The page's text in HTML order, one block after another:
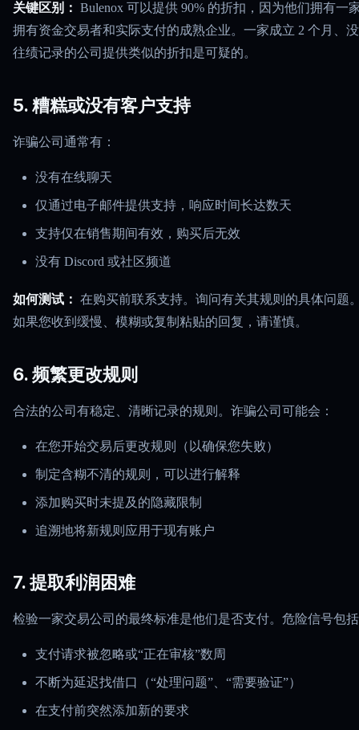
关键区别： Bulenox 可以提供 90% 的折扣，因为他们拥有一
拥有资金交易者和实际支付的成熟企业。一家成立 2 个月、
往绩记录的公司提供类似的折扣是可疑的。
5. 糟糕或没有客户支持
诈骗公司通常有：
没有在线聊天
仅通过电子邮件提供支持，响应时间长达数天
支持仅在销售期间有效，购买后无效
没有 Discord 或社区频道
如何测试： 在购买前联系支持。询问有关其规则的具体问题
如果您收到缓慢、模糊或复制粘贴的回复，请谨慎。
6. 频繁更改规则
合法的公司有稳定、清晰记录的规则。诈骗公司可能会：
在您开始交易后更改规则（以确保您失败）
制定含糊不清的规则，可以进行解释
添加购买时未提及的隐藏限制
追溯地将新规则应用于现有账户
7. 提取利润困难
检验一家交易公司的最终标准是他们是否支付。危险信号包
支付请求被忽略或“正在审核”数周
不断为延迟找借口（“处理问题”、“需要验证”）
在支付前突然添加新的要求